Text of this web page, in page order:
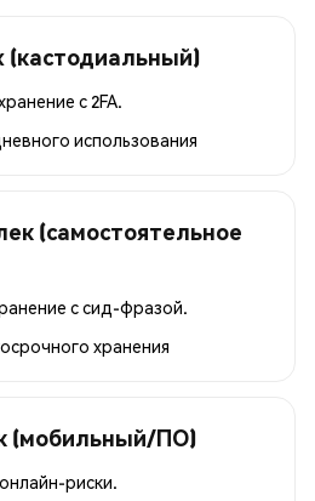
(кастодиальный)
с 2FA.
использования
(самостоятельное
с сид-фразой.
хранения
(мобильный/ПО)
риски.